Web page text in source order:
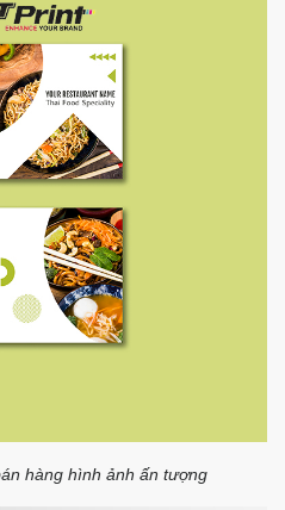
hàng hình ảnh ấn tượng